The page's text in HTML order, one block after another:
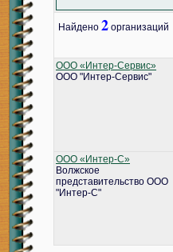
Найдено 2 организаций
ООО «Интер-Сервис»
ООО "Интер-Сервис"
ООО «Интер-С»
Волжское
представительство ООО
"Интер-С"